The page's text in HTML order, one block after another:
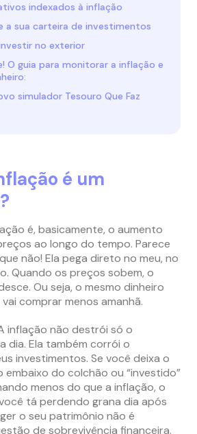
indexados à inflação
a sua carteira de investimentos
no exterior
O guia para monitorar a inflação e
simulador Tesouro Que Faz
é um
é, basicamente, o aumento
ao longo do tempo. Parece
não! Ela pega direto no meu, no
Quando os preços sobem, o
Ou seja, o mesmo dinheiro
comprar menos amanhã.
inflação não destrói só o
dia. Ela também corrói o
investimentos. Se você deixa o
embaixo do colchão ou “investido”
menos do que a inflação, o
tá perdendo grana dia após
o seu patrimônio não é
de sobrevivência financeira.